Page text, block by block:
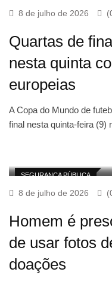
8 de julho de 2026
Quartas de
nesta quinta
europeias
A Copa do Mundo de
final nesta quinta-feira
SEGURANÇA PÚBLICA
8 de julho de 2026
Homem é
de usar fotos
doações